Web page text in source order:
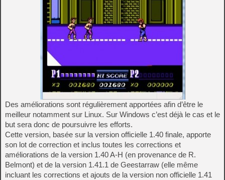
Des améliorations sont régulièrement apportées afin d’être le
meilleur notamment sur Linux. Sur Windows c’est déjà le cas et le
but sera donc de poursuivre les efforts.
Cette version, basée sur la version officielle 1.40 finale, apporte
son lot de correction et inclus toutes les corrections et
améliorations de la version 1.40 A-H (en provenance de R.
Belmont) et de la version 1.41.1 de Geestarraw (elle même
incluant les corrections et ajouts de la version non officielle 1.41